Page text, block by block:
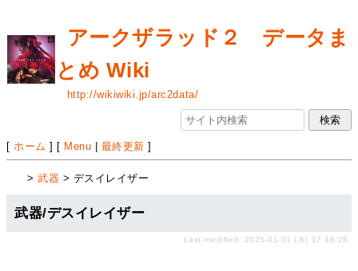
アークザラッド２ データま
とめ Wiki
http://wikiwiki.jp/arc2data/
[ ホーム ] [ Menu 最終更新 ]
>武器 > デスイレイザー
武器/デスイレイザー
Last-modified: 2025-01-01 (水) 17:48:28